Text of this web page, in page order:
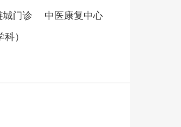
城门诊 中医康复中心
）